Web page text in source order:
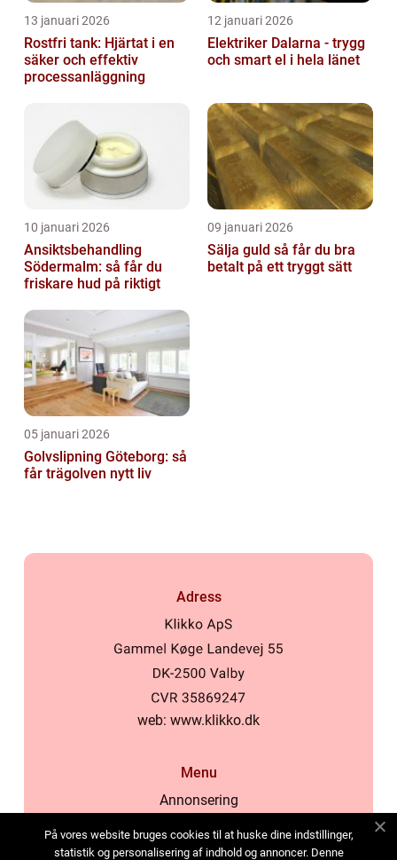
13 januari 2026
Rostfri tank: Hjärtat i en
säker och effektiv
processanläggning
12 januari 2026
Elektriker Dalarna - trygg
och smart el i hela länet
10 januari 2026
Ansiktsbehandling
Södermalm: så får du
friskare hud på riktigt
09 januari 2026
Sälja guld så får du bra
betalt på ett tryggt sätt
05 januari 2026
Golvslipning Göteborg: så
får trägolven nytt liv
Adress
web: www.klikko.dk
Menu
Annonsering
Cookies
På vores website bruges cookies til at huske dine indstillinger,
statistik og personalisering af indhold og annoncer. Denne